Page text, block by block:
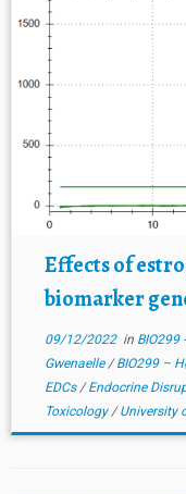
Effects of
biomarker
09/12/2022in BIO299
Gwenaelle/BIO299 –
EDCs/Endocrine
Toxicology/University